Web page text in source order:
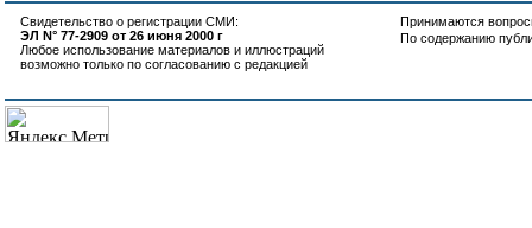
Свидетельство о регистрации СМИ:
ЭЛ N° 77-2909 от 26 июня 2000 г
Любое использование материалов и иллюстраций
возможно только по согласованию с редакцией
Принимаются
По содержанию